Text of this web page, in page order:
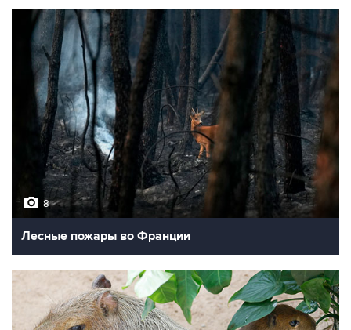
8
Лесные пожары во Франции